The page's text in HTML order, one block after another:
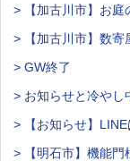
> 【加古川市】お庭
> 【加古川市】数寄
> GW終了
> お知らせと冷やし
> 【お知らせ】LINE
> 【明石市】機能門